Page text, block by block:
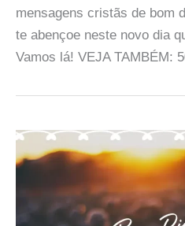
mensagens cristãs de bom
te abençoe neste novo dia
Vamos lá! VEJA TAMBÉM: